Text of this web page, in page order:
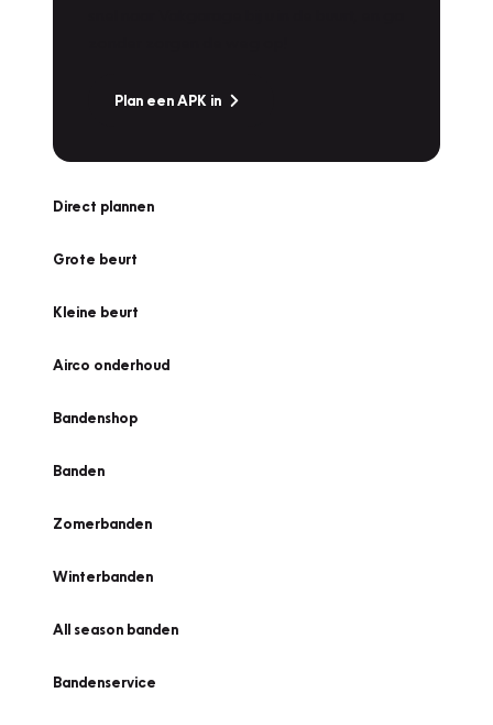
Plan een APK in
Direct plannen
Grote beurt
Kleine beurt
Airco onderhoud
Bandenshop
Banden
Zomerbanden
Winterbanden
All season banden
Bandenservice